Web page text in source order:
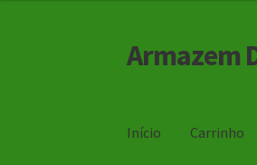
Pular
para
Pular
para
Armazem
Início Carrinho